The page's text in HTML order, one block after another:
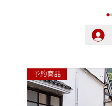
予約商品
令和8年熊本地震に